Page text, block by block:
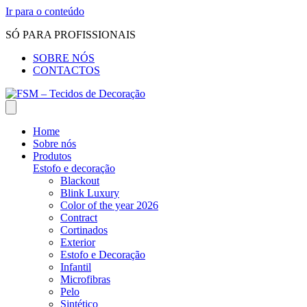
Ir para o conteúdo
SÓ PARA PROFISSIONAIS
SOBRE NÓS
CONTACTOS
Home
Sobre nós
Produtos
Estofo e decoração
Blackout
Blink Luxury
Color of the year 2026
Contract
Cortinados
Exterior
Estofo e Decoração
Infantil
Microfibras
Pelo
Sintético